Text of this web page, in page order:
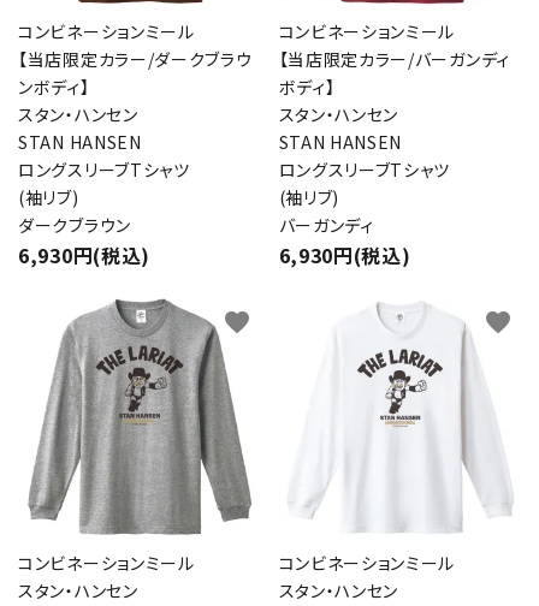
コンビネーションミール
【当店限定カラー/ダークブラウ
ンボディ】
スタン・ハンセン
STAN HANSEN
ロングスリーブTシャツ
(袖リブ)
ダークブラウン
6,930円(税込)
コンビネーションミール
【当店限定カラー/バーガンディ
ボディ】
スタン・ハンセン
STAN HANSEN
ロングスリーブTシャツ
(袖リブ)
バーガンディ
6,930円(税込)
コンビネーションミール
スタン・ハンセン
favorite
コンビネーションミール
スタン・ハンセン
favorite